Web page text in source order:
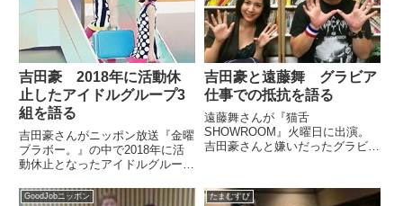
吉田豪 2018年に活動休
止したアイドルグループ3
組を語る
吉田豪さんがニッポン放送『金曜
ブラボー。』の中で2018年に活
動休止となったアイドルグループ
り返りをしていました。
吉田豪と遠藤舞 グラビア
仕事での抵抗を語る
遠藤舞さんが『猫舌
SHOWROOM』火曜日に出演。
吉田豪さんと嫌いだったグラビア
GoodJobニッポン たまむすび